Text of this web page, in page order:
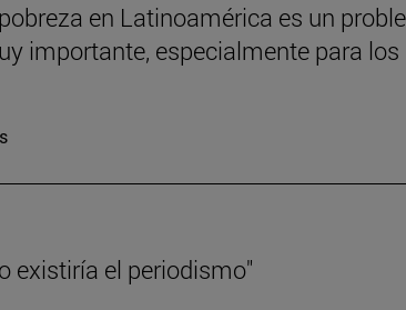
en Latinoamérica es un
importante, especialmente para los
existiría el periodismo"